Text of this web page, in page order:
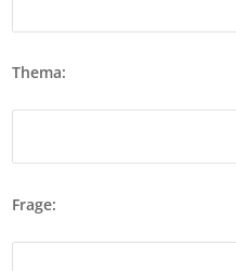
Thema:
Frage: